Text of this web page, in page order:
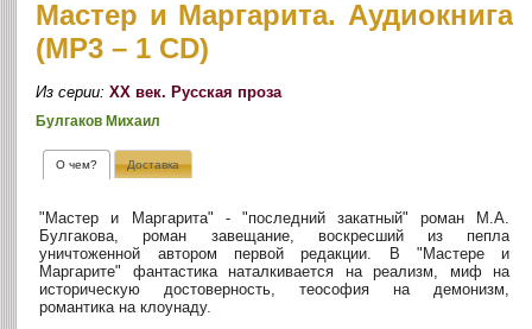
Мастер и Маргарита. Аудиокнига
(MP3 – 1 CD)
Из серии:ХХ век. Русская проза
Булгаков Михаил
О чем? Доставка
"Мастер и Маргарита" - "последний закатный" роман М.А.
Булгакова, роман завещание, воскресший из пепла
уничтоженной автором первой редакции. В "Мастере и
Маргарите" фантастика наталкивается на реализм, миф на
историческую достоверность, теософия на демонизм,
романтика на клоунаду.